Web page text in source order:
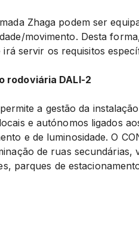
Zhaga podem ser
movimento. Desta
servir os requisitos
rodoviária DALI-2
a gestão da
e autónomos ligados
e de luminosidade. O
de ruas secundárias,
parques de